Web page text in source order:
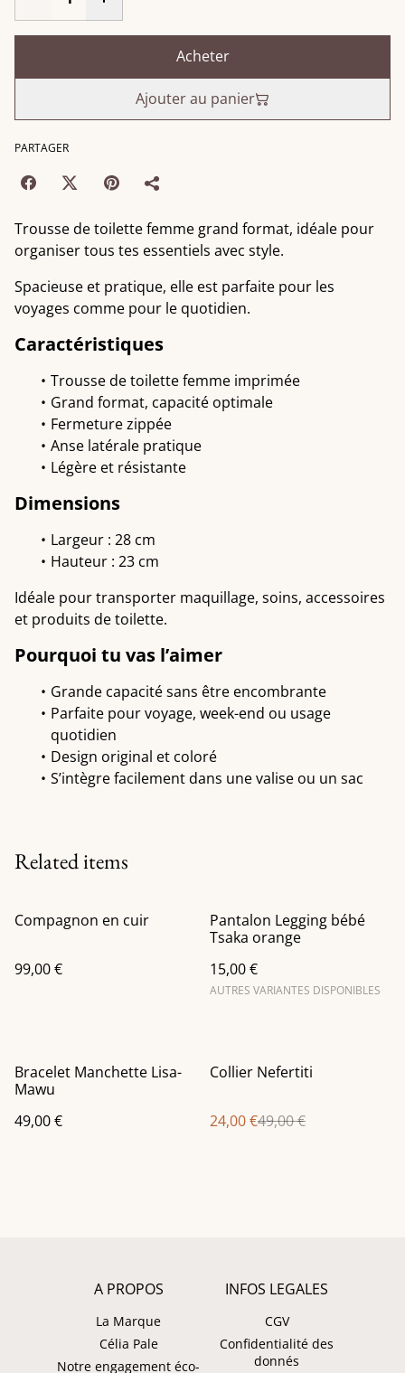
Acheter
Ajouter au panier
PARTAGER
Trousse de toilette femme grand format, idéale pour
organiser tous tes essentiels avec style.
Spacieuse et pratique, elle est parfaite pour les
voyages comme pour le quotidien.
Caractéristiques
Trousse de toilette femme imprimée
Grand format, capacité optimale
Fermeture zippée
Anse latérale pratique
Légère et résistante
Dimensions
Largeur : 28 cm
Hauteur : 23 cm
Idéale pour transporter maquillage, soins, accessoires
et produits de toilette.
Pourquoi tu vas l’aimer
Grande capacité sans être encombrante
Parfaite pour voyage, week-end ou usage
quotidien
Design original et coloré
S’intègre facilement dans une valise ou un sac
Related items
Compagnon en cuir
99,00 €
Pantalon Legging bébé
Tsaka orange
15,00 €
AUTRES VARIANTES DISPONIBLES
Bracelet Manchette Lisa-
Mawu
49,00 €
%
Collier Nefertiti
24,00 €49,00 €
A PROPOS
La Marque
Célia Pale
Notre engagement éco-
INFOS LEGALES
CGV
Confidentialité des
donnés